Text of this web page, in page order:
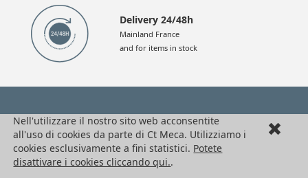
Delivery 24/48h
Mainland France
and for items in stock
HPC Ct Meca
Seguici !
Ufficio di rappresentanza in Italia
Nell'utilizzare il nostro sito web acconsentite
all'uso di cookies da parte di Ct Meca. Utilizziamo i
cookies esclusivamente a fini statistici. Potete
disattivare i cookies cliccando qui..